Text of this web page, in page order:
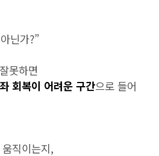
닌가?”
못하면
회복이 어려운 구간으로 들어
직이는지,